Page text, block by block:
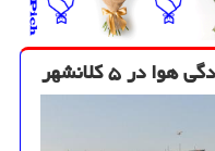
۵ كلانشهر